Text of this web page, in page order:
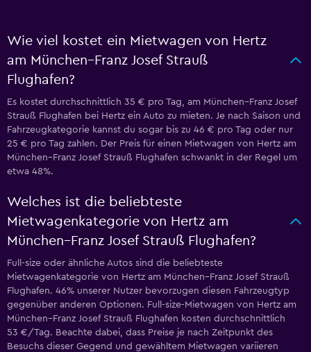
Wie viel kostet ein Mietwagen von Hertz
am München–Franz Josef Strauß
Flughafen?
Es kostet durchschnittlich 35 € pro Tag, am München–Franz Josef
Strauß Flughafen bei Hertz ein Auto zu mieten. Je nach Saison und
Fahrzeugkategorie kannst du sogar bis zu 46 € pro Tag oder nur
25 € pro Tag zahlen. Der Preis für einen Mietwagen von Hertz am
München–Franz Josef Strauß Flughafen schwankt in der Regel um
etwa 48%.
Welches ist die beliebteste
Mietwagenkategorie von Hertz am
München–Franz Josef Strauß Flughafen?
Full-size oder ähnliche Autos sind die beliebteste
Mietwagenkategorie von Hertz am München–Franz Josef Strauß
Flughafen. 46% unserer Nutzer bevorzugen diesen Fahrzeugtyp
gegenüber anderen Optionen. Full-size-Mietwagen von Hertz am
München–Franz Josef Strauß Flughafen kosten durchschnittlich
53 €/Tag. Beachte dabei, dass Preise je nach Zeitpunkt des
Besuchs dieser Gegend und gewähltem Mietwagen variieren